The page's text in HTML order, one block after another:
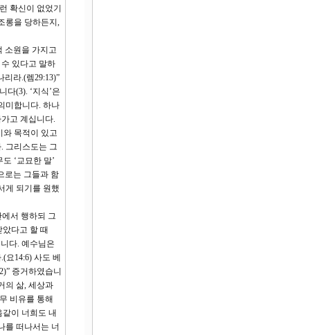
확신이 없었기
롱을 당하든지,
소원을 가지고
있다고 말하
리라.(렘29:13)”
다(3). ‘지식’은
미합니다. 하나
고 계십니다.
와 목적이 있고
그리스도는 그
‘교묘한 말’
로는 그들과 함
게 되기를 원했
서 행하되 그
다고 할 때
다. 예수님은
14:6) 사도 베
증거하였습니
의 삶, 세상과
비유를 통해
이 너희도 내
를 떠나서는 너